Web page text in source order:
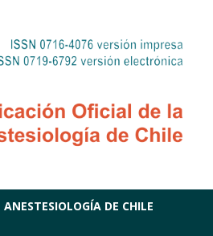
ANESTESIOLOGÍA DE CHILE